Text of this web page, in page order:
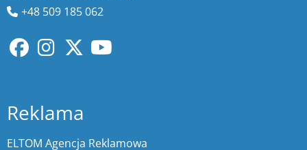
+48 509 185 062
Reklama
ELTOM Agencja Reklamowa